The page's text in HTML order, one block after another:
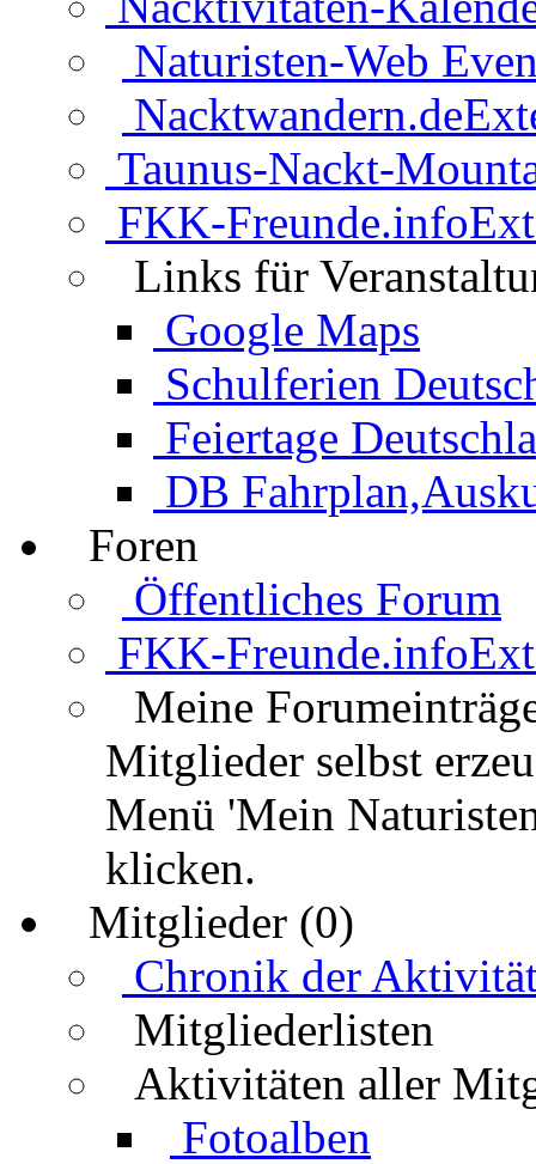
Naturisten-Web
Nacktwandern.de
Taunus-Nackt-
FKK-Freunde.info
Links für
Google Maps
Schulferien
Feiertage
DB
Foren
Öffentliches Forum
FKK-Freunde.info
Meine
Mitglieder selbst
Menü 'Mein
klicken.
Mitglieder (0)
Chronik der
Mitgliederlisten
Aktivitäten aller
Fotoalben